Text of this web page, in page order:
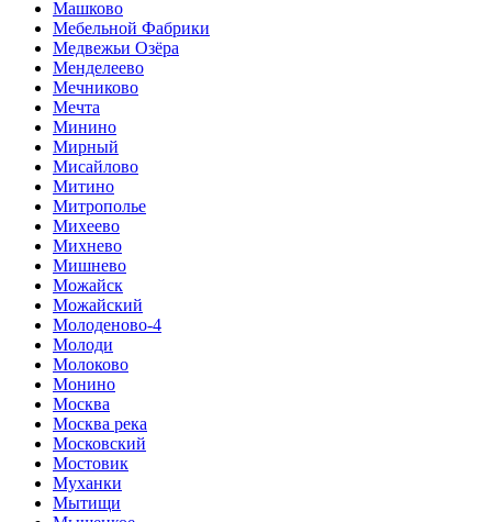
Машково
Мебельной Фабрики
Медвежьи Озёра
Менделеево
Мечниково
Мечта
Минино
Мирный
Мисайлово
Митино
Митрополье
Михеево
Михнево
Мишнево
Можайск
Можайский
Молоденово-4
Молоди
Молоково
Монино
Москва
Москва река
Московский
Мостовик
Муханки
Мытищи